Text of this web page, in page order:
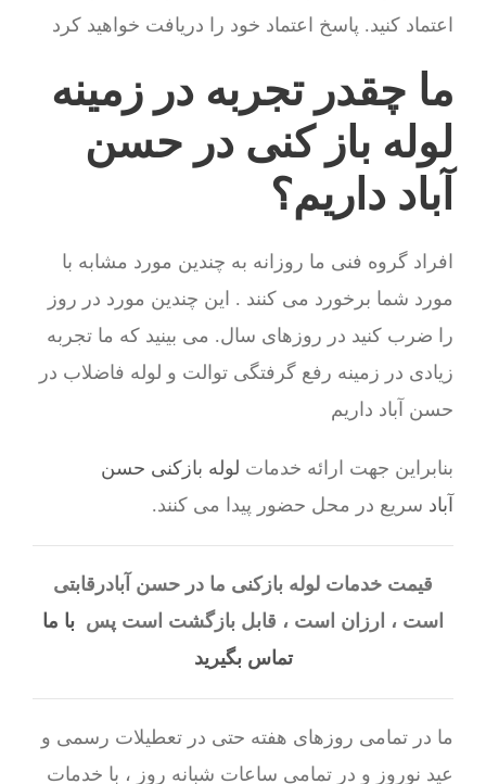
اعتماد کنید. پاسخ اعتماد خود را دریافت خواهید کرد
ما چقدر تجربه در زمینه
لوله باز کنی در حسن
آباد داریم؟
افراد گروه فنی ما روزانه به چندین مورد مشابه با
مورد شما برخورد می کنند . این چندین مورد در روز
را ضرب کنید در روزهای سال. می بینید که ما تجربه
زیادی در زمینه رفع گرفتگی توالت و لوله فاضلاب در
حسن آباد داریم
بنابراین جهت ارائه خدمات لوله بازکنی حسن
آباد سریع در محل حضور پیدا می کنند.
قیمت خدمات لوله بازکنی ما در حسن آبادرقابتی
است ، ارزان است ، قابل بازگشت است پس با ما
تماس بگیرید
ما در تمامی روزهای هفته حتی در تعطیلات رسمی و
عید نوروز و در تمامی ساعات شبانه روز ، با خدمات